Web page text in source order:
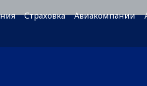
Страховка Авиакомпании